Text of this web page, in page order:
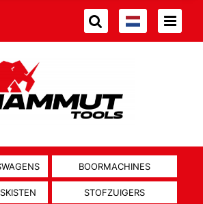
BOORMACHINES
STOFZUIGERS